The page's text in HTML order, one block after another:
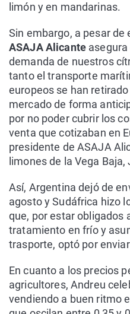
limón y en mandarinas.
Sin embargo, a pesar
ASAJA Alicanteasegura
demanda de nuestros
tanto el transporte
europeos se han
mercado de forma
por no poder cubrir los
venta que cotizaban en
presidente de ASAJA
limones de la Vega
Así, Argentina dejó de
agosto y Sudáfrica hizo
que, por estar obligados
tratamiento en frío y
trasporte, optó por
En cuanto a los precios
agricultores, Andreu
vendiendo a buen ritmo